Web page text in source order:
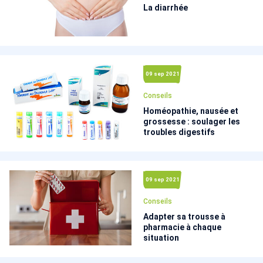
La diarrhée
09 sep 2021
Conseils
Homéopathie, nausée et
grossesse : soulager les
troubles digestifs
09 sep 2021
Conseils
Adapter sa trousse à
pharmacie à chaque
situation